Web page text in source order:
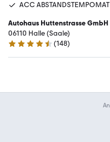
ACC ABSTANDSTEMPOMAT
Autohaus Huttenstrasse GmbH
06110 Halle (Saale)
4.7 Sterne
(148)